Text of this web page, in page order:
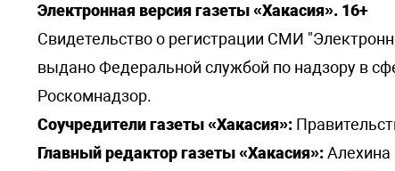
Электронная версия газеты «Хакасия». 16+
Свидетельство о регистрации СМИ
выдано Федеральной службой по надзору в
Роскомнадзор.
Соучредители газеты «Хакасия»:
Главный редактор газеты «Хакасия»: